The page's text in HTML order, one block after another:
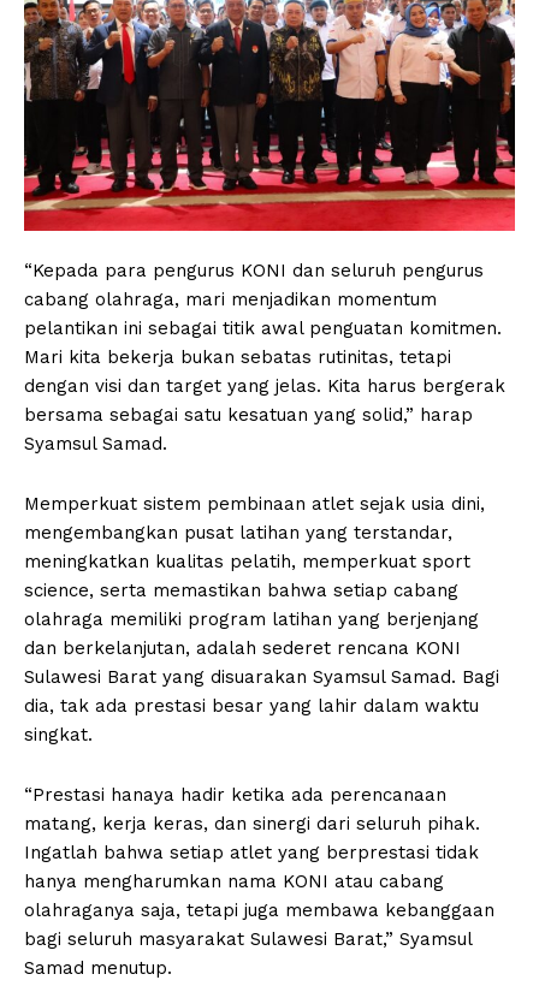
“Kepada para pengurus KONI dan seluruh pengurus
cabang olahraga, mari menjadikan momentum
pelantikan ini sebagai titik awal penguatan komitmen.
Mari kita bekerja bukan sebatas rutinitas, tetapi
dengan visi dan target yang jelas. Kita harus bergerak
bersama sebagai satu kesatuan yang solid,” harap
Syamsul Samad.
Memperkuat sistem pembinaan atlet sejak usia dini,
mengembangkan pusat latihan yang terstandar,
meningkatkan kualitas pelatih, memperkuat sport
science, serta memastikan bahwa setiap cabang
olahraga memiliki program latihan yang berjenjang
dan berkelanjutan, adalah sederet rencana KONI
Sulawesi Barat yang disuarakan Syamsul Samad. Bagi
dia, tak ada prestasi besar yang lahir dalam waktu
singkat.
“Prestasi hanaya hadir ketika ada perencanaan
matang, kerja keras, dan sinergi dari seluruh pihak.
Ingatlah bahwa setiap atlet yang berprestasi tidak
hanya mengharumkan nama KONI atau cabang
olahraganya saja, tetapi juga membawa kebanggaan
bagi seluruh masyarakat Sulawesi Barat,” Syamsul
Samad menutup.